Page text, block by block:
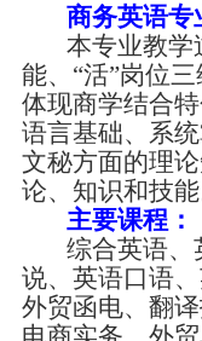
商务英语专
本专业教学
能、“活”岗位
体现商学结合
语言基础、系
文秘方面的理
论、知识和技能
主要课程：
综合英语、
说、英语口语
外贸函电、翻